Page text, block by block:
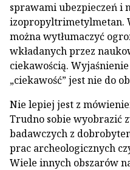
sprawami ubezpieczeń i
izopropyltrimetylmetan.
można wytłumaczyć
wkładanych przez
ciekawością.
„ciekawość” jest nie do
Nie lepiej jest z
Trudno sobie wyobrazić
badawczych z
prac archeologicznych
Wiele innych obszarów